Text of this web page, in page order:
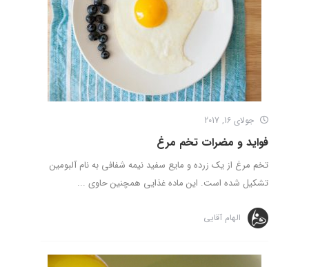
جولای 16, 2017
فواید و مضرات تخم مرغ
تخم مرغ از یک زرده و مایع سفید نیمه شفافی به نام آلبومین
تشکیل شده است. این ماده غذایی همچنین حاوی ...
الهام آقایی